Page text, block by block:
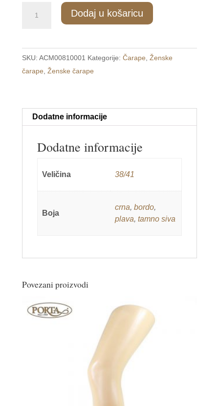
čarape
38-
41
Dodaj u košaricu
SKU: ACM00810001 Kategorije: Čarape Ženske
čarape Ženske čarape
Dodatne informacije
Dodatne informacije
Veličina 38/41
Boja
crna,bordo,
plava,tamno siva
Povezani proizvodi